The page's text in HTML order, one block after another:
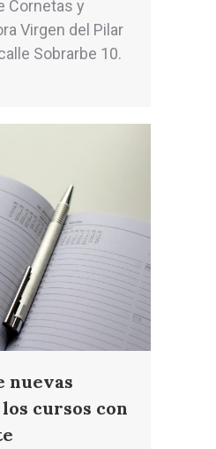
Cornetas y
Virgen del Pilar
Sobrarbe 10.
nuevas
cursos con